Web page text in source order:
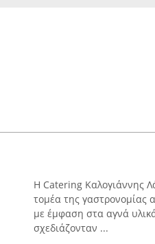
Η Catering Καλογιάννης
τομέα της γαστρονομίας
με έμφαση στα αγνά υλικά
σχεδιάζονταν ...